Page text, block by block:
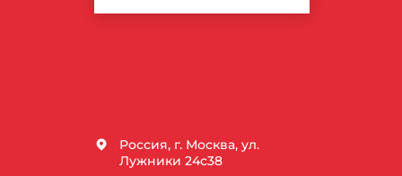
Россия, г. Москва, ул.
Лужники 24с38